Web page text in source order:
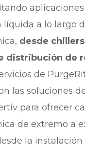
líquida a lo largo
desde
distribución de
de
las soluciones
para ofrecer
de extremo a
la instalación